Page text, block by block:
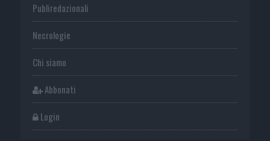
Publiredazionali
Necrologie
Chi siamo
Abbonati
Login